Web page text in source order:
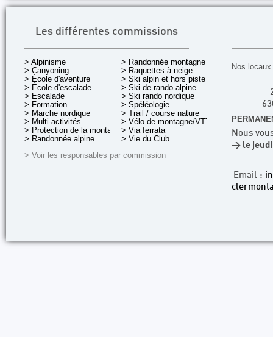
Les différentes commissions
> Alpinisme
> Canyoning
> École d'aventure
> École d'escalade
> Escalade
> Formation
> Marche nordique
> Multi-activités
> Protection de la montagne
> Randonnée alpine
> Randonnée montagne
> Raquettes à neige
> Ski alpin et hors piste
> Ski de rando alpine
> Ski rando nordique
> Spéléologie
> Trail / course nature
> Vélo de montagne/VTT
> Via ferrata
> Vie du Club
> Voir les responsables par commission
Nos
Nous
> le jeudi
Email :